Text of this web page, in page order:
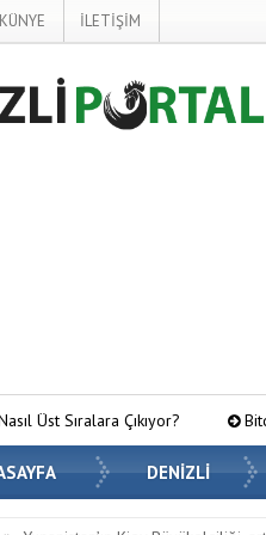
KÜNYE İLETİŞİM
Bitcoin’de Gözler Kritik
DENİZLİ